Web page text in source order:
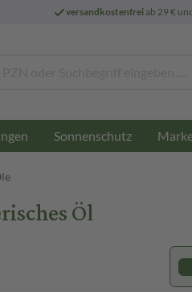
versandkostenfreiab 29 €
Sonnenschutz
Öl